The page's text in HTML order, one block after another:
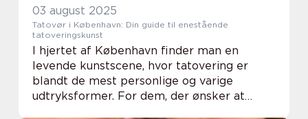
03 august 2025
Tatovør i København: Din guide til enestående
tatoveringskunst
I hjertet af København finder man en
levende kunstscene, hvor tatovering er
blandt de mest personlige og varige
udtryksformer. For dem, der ønsker at